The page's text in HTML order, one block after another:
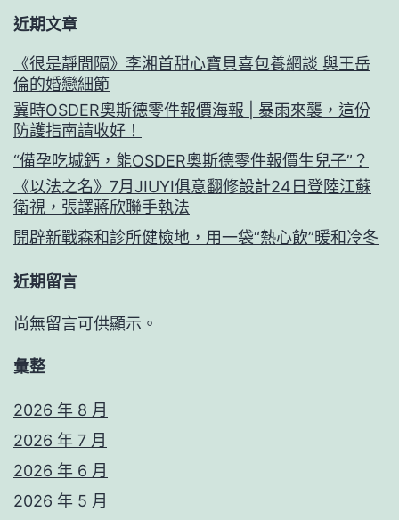
近期文章
《很是靜間隔》李湘首甜心寶貝喜包養網談 與王岳
倫的婚戀細節
冀時OSDER奧斯德零件報價海報 | 暴雨來襲，這份
防護指南請收好！
“備孕吃堿鈣，能OSDER奧斯德零件報價生兒子”？
《以法之名》7月JIUYI俱意翻修設計24日登陸江蘇
衛視，張譯蔣欣聯手執法
開辟新戰森和診所健檢地，用一袋“熱心飲”暖和冷冬
近期留言
尚無留言可供顯示。
彙整
2026 年 8 月
2026 年 7 月
2026 年 6 月
2026 年 5 月